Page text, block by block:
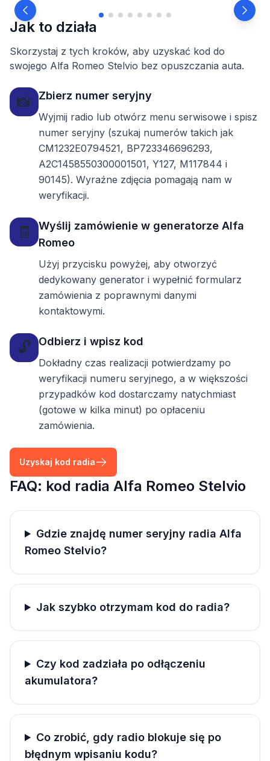
Jak to działa
Skorzystaj z tych kroków, aby uzyskać kod do
swojego Alfa Romeo Stelvio bez opuszczania auta.
📸 Zbierz numer seryjny
Wyjmij radio lub otwórz menu serwisowe i spisz
numer seryjny (szukaj numerów takich jak
CM1232E0794521, BP723346696293,
A2C1458550300001501, Y127, M117844 i
90145). Wyraźne zdjęcia pomagają nam w
weryfikacji.
🧾
Wyślij zamówienie w generatorze Alfa
Romeo
Użyj przycisku powyżej, aby otworzyć
dedykowany generator i wypełnić formularz
zamówienia z poprawnymi danymi
kontaktowymi.
🔓 Odbierz i wpisz kod
Dokładny czas realizacji potwierdzamy po
weryfikacji numeru seryjnego, a w większości
przypadków kod dostarczamy natychmiast
(gotowe w kilka minut) po opłaceniu
zamówienia.
Uzyskaj kod radia
FAQ: kod radia Alfa Romeo Stelvio
Gdzie znajdę numer seryjny radia Alfa
Romeo Stelvio?
Jak szybko otrzymam kod do radia?
Czy kod zadziała po odłączeniu
akumulatora?
Co zrobić, gdy radio blokuje się po
błędnym wpisaniu kodu?